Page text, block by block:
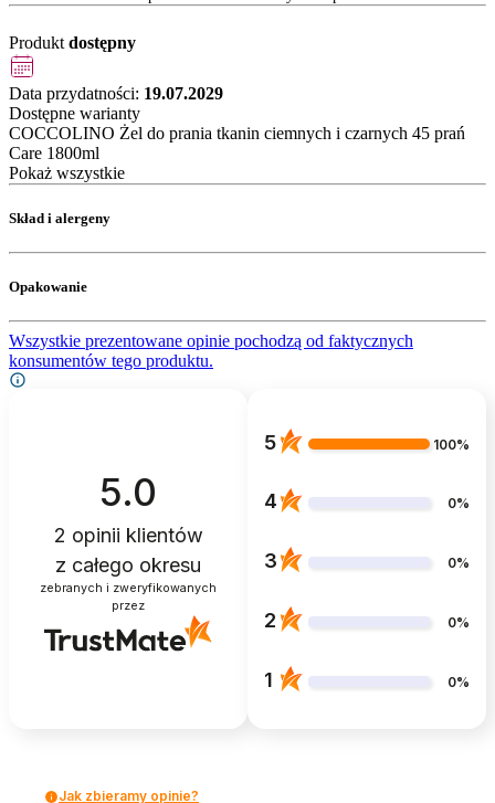
Produkt dostępny
Data przydatności: 19.07.2029
Dostępne warianty
COCCOLINO Żel do prania tkanin ciemnych i czarnych 45 prań
Care 1800ml
Pokaż wszystkie
Skład i alergeny
Opakowanie
Wszystkie prezentowane opinie pochodzą od faktycznych
konsumentów tego produktu.
5.0
2 opinii klientów
z całego okresu
zebranych i zweryfikowanych
przez
5 100%
4 0%
3 0%
2 0%
1 0%
Jak zbieramy opinie?